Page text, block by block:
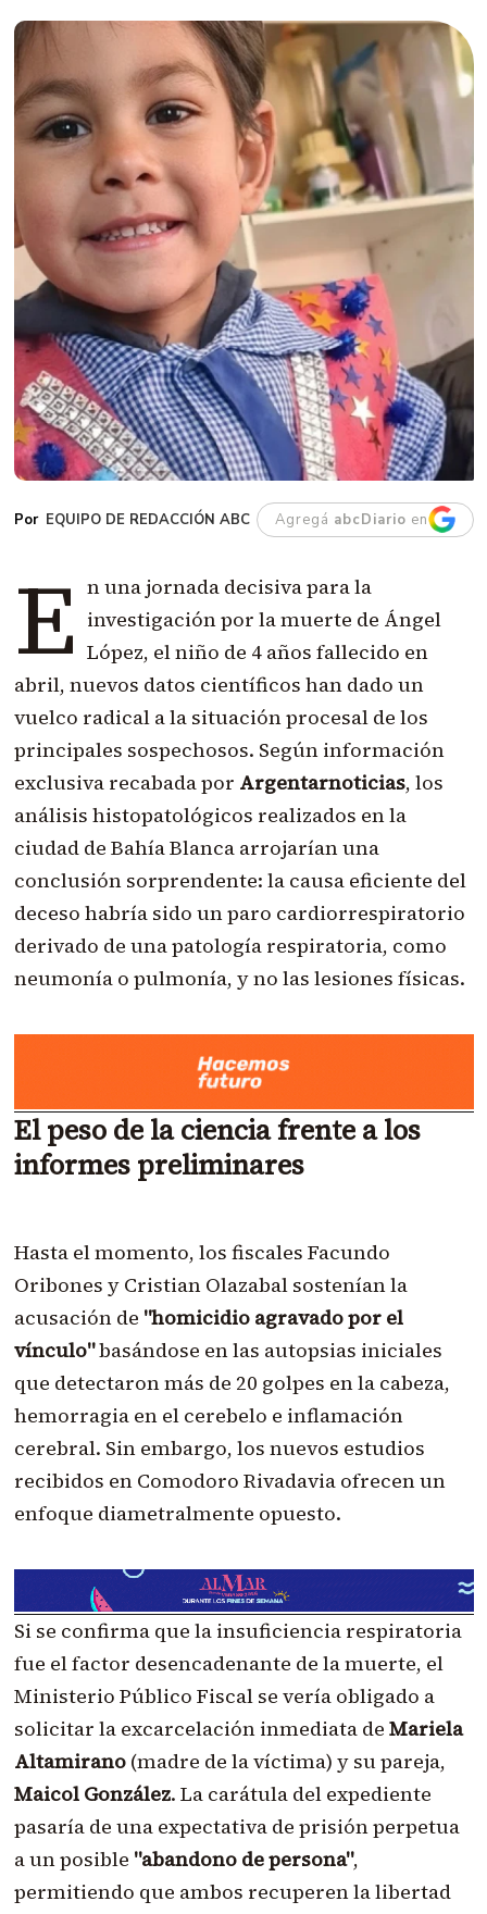
EQUIPO DE REDACCIÓN ABC Agregá abcDiario en
E n una jornada decisiva para la
investigación por la muerte de Ángel
López, el niño de 4 años fallecido en
abril, nuevos datos científicos han dado un
vuelco radical a la situación procesal de los
principales sospechosos. Según información
exclusiva recabada por Argentarnoticias, los
análisis histopatológicos realizados en la
ciudad de Bahía Blanca arrojarían una
conclusión sorprendente: la causa eficiente del
deceso habría sido un paro cardiorrespiratorio
derivado de una patología respiratoria, como
neumonía o pulmonía, y no las lesiones físicas.
El peso de la ciencia frente a los
informes preliminares
Hasta el momento, los fiscales Facundo
Oribones y Cristian Olazabal sostenían la
acusación de "homicidio agravado por el
vínculo"basándose en las autopsias iniciales
que detectaron más de 20 golpes en la cabeza,
hemorragia en el cerebelo e inflamación
cerebral. Sin embargo, los nuevos estudios
recibidos en Comodoro Rivadavia ofrecen un
enfoque diametralmente opuesto.
Si se confirma que la insuficiencia respiratoria
fue el factor desencadenante de la muerte, el
Ministerio Público Fiscal se vería obligado a
solicitar la excarcelación inmediata de Mariela
Altamirano(madre de la víctima) y su pareja,
Maicol González. La carátula del expediente
pasaría de una expectativa de prisión perpetua
a un posible "abandono de persona",
permitiendo que ambos recuperen la libertad